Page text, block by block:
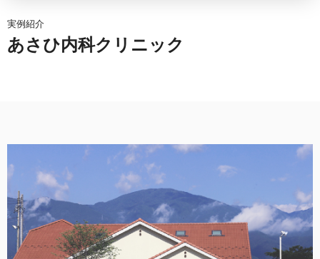
実例紹介
あさひ内科クリニック